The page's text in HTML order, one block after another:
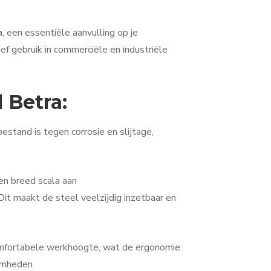
, een essentiële aanvulling op je
gebruik in commerciële en industriële
Betra:
is tegen corrosie en slijtage,
breed scala aan
maakt de steel veelzijdig inzetbaar en
werkhoogte, wat de ergonomie